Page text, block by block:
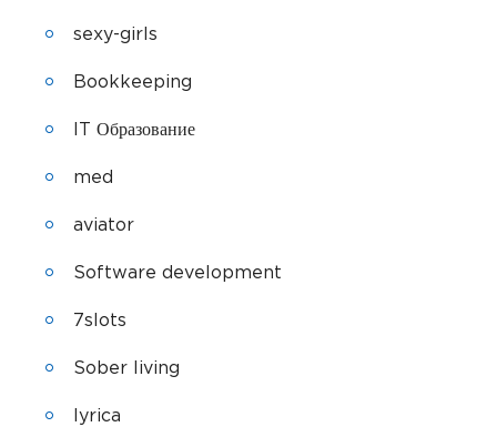
sexy-girls
Bookkeeping
IT Образование
med
aviator
Software development
7slots
Sober living
lyrica